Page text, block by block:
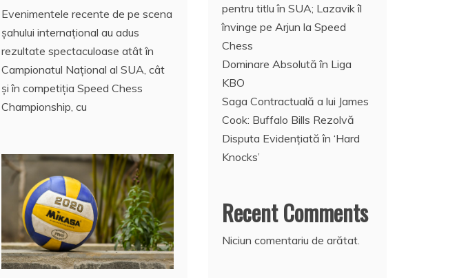
Evenimentele recente de pe scena
șahului internațional au adus
rezultate spectaculoase atât în
Campionatul Național al SUA, cât
și în competiția Speed Chess
Championship, cu
pentru titlu în SUA; Lazavik îl
învinge pe Arjun la Speed
Chess
Dominare Absolută în Liga
KBO
Saga Contractuală a lui James
Cook: Buffalo Bills Rezolvă
Disputa Evidențiată în ‘Hard
Knocks’
Recent Comments
Niciun comentariu de arătat.